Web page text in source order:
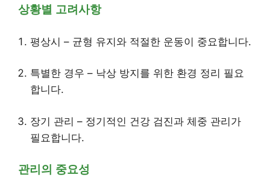
상황별 고려사항
평상시 – 균형 유지와 적절한 운동이 중요합니다.
특별한 경우 – 낙상 방지를 위한 환경 정리 필요
합니다.
장기 관리 – 정기적인 건강 검진과 체중 관리가
필요합니다.
관리의 중요성